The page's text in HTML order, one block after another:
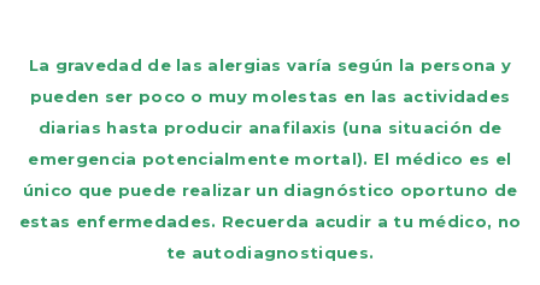
La gravedad de las alergias varía según la persona y
pueden ser poco o muy molestas en las actividades
diarias hasta producir anafilaxis (una situación de
emergencia potencialmente mortal). El médico es el
único que puede realizar un diagnóstico oportuno de
estas enfermedades. Recuerda acudir a tu médico, no
te autodiagnostiques.